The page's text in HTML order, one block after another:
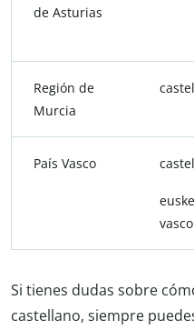
de Asturias
Región de
Murcia
País Vasco
vasco
Si tienes dudas sobre
castellano, siempre